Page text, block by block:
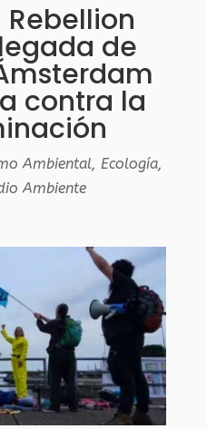
Rebellion
de
contra la
Ambiental,Ecología,
Ambiente